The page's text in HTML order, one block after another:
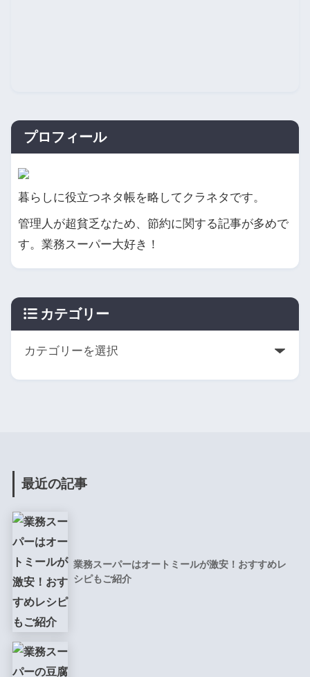
プロフィール
暮らしに役立つネタ帳を略してクラネタです。
管理人が超貧乏なため、節約に関する記事が多めで
す。業務スーパー大好き！
カテゴリー
最近の記事
業務スーパーはオートミールが激安！おすすめレ
シピもご紹介